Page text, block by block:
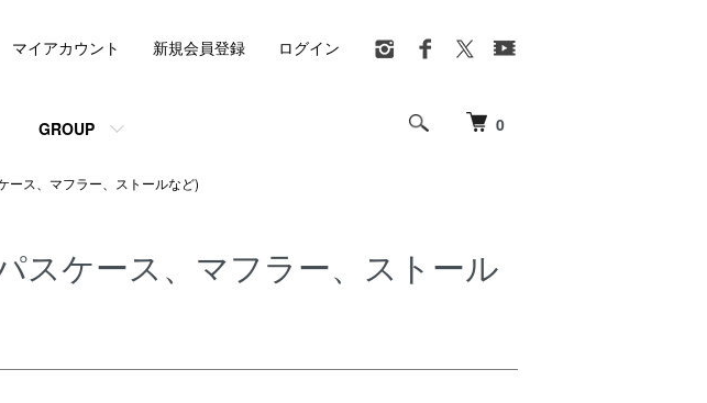
0
GROUP
マイアカウント 新規会員登録 ログイン
ース、マフラー、ストールなど)
スケース、マフラー、ストール